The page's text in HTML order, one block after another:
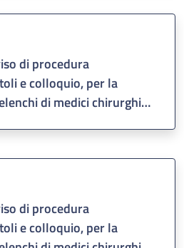
Deliberazione del
448 del 25/06/2025.
di procedura
e colloquio, per la
di medici chirurghi
riservati ai "Codici
operative di pronto
di procedura
e colloquio, per la